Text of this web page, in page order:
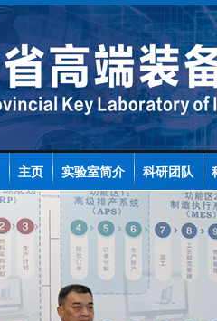
主页 实验室简介 科研团队